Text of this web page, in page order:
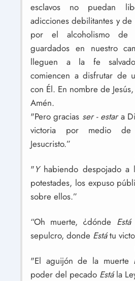
esclavos no puedan
adicciones debilitantes y
por el alcoholismo de
guardados en nuestro
lleguen a la fe
comiencen a disfrutar de
con Él. En nombre de Jesús,
Amén.
"Pero gracias ser - estara
victoria por medio de
Jesucristo.”
"Yhabiendo despojado a
potestades, los expuso
sobre ellos.”
“Oh muerte, ¿dónde Está
sepulcro, donde Estátu
"El aguijón de la muerte
poder del pecado Estála